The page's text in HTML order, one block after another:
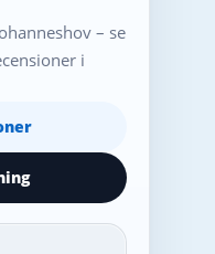
– se
i